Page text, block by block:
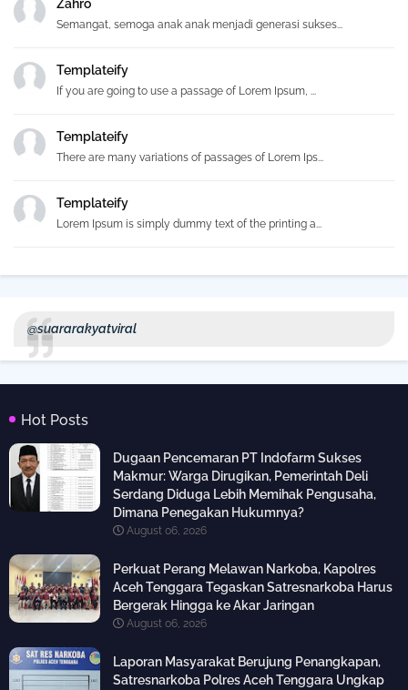
Zahro
Semangat, semoga anak anak menjadi generasi sukses...
Templateify
If you are going to use a passage of Lorem Ipsum, ...
Templateify
There are many variations of passages of Lorem Ips...
Templateify
Lorem Ipsum is simply dummy text of the printing a...
@suararakyatviral
Hot Posts
Dugaan Pencemaran PT Indofarm Sukses
Makmur: Warga Dirugikan, Pemerintah Deli
Serdang Diduga Lebih Memihak Pengusaha,
Dimana Penegakan Hukumnya?
August 06, 2026
Perkuat Perang Melawan Narkoba, Kapolres
Aceh Tenggara Tegaskan Satresnarkoba Harus
Bergerak Hingga ke Akar Jaringan
August 06, 2026
Laporan Masyarakat Berujung Penangkapan,
Satresnarkoba Polres Aceh Tenggara Ungkap